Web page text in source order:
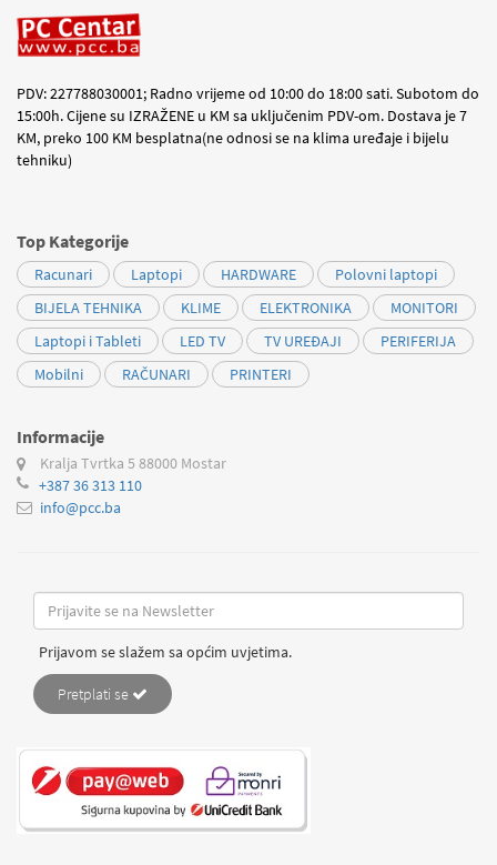
PDV: 227788030001; Radno vrijeme od 10:00 do 18:00 sati. Subotom do
15:00h. Cijene su IZRAŽENE u KM sa uključenim PDV-om. Dostava je 7
KM, preko 100 KM besplatna(ne odnosi se na klima uređaje i bijelu
tehniku)
Top Kategorije
Racunari Laptopi HARDWARE
Polovni laptopi
BIJELA TEHNIKA
KLIME ELEKTRONIKA
MONITORI
Laptopi i Tableti
LED TV TV UREĐAJI
PERIFERIJA
Mobilni
RAČUNARI PRINTERI
Informacije
Kralja Tvrtka 5 88000 Mostar
+387 36 313 110
info@pcc.ba
Prijavom se slažem sa općim uvjetima.
Pretplati se